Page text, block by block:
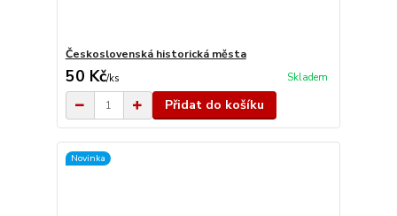
Československá historická města
50 Kč/ks Skladem
Přidat do košíku
Novinka